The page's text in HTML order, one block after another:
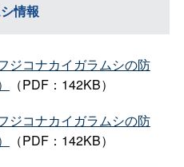
情報
ジコナカイガラムシの防
（PDF：142KB）
ジコナカイガラムシの防
（PDF：142KB）